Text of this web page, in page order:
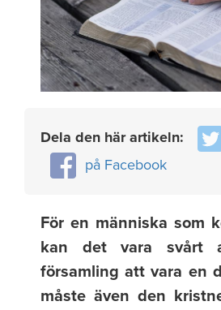
Dela den här artikeln:
på Facebook
För en människa som
kan det vara svårt
församling att vara en
måste även den